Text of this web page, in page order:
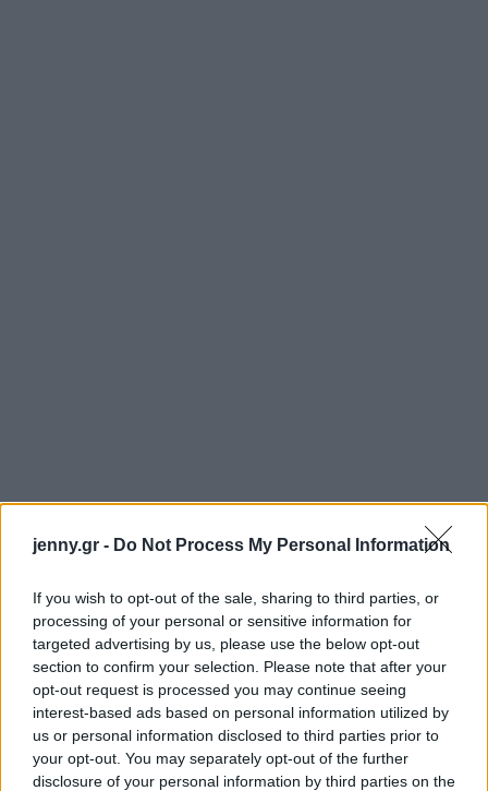
jenny.gr - Do Not Process My Personal Information
If you wish to opt-out of the sale, sharing to third parties, or
processing of your personal or sensitive information for
targeted advertising by us, please use the below opt-out
section to confirm your selection. Please note that after your
opt-out request is processed you may continue seeing
interest-based ads based on personal information utilized by
us or personal information disclosed to third parties prior to
your opt-out. You may separately opt-out of the further
disclosure of your personal information by third parties on the
Η θερμή υποστήριξη σε αυτή την περίοδο βοηθάει
πολύ τα παιδιά μας σε αυτό το νέο ξεκίνημα.
Μάθετε όλα όσα αφορούν τα παιδιά:
H οικογένεια κάνει πιο υγιείς τους μπαμπάδες